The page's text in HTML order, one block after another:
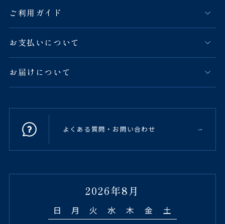
ご利用ガイド
お支払いについて
お届けについて
よくある質問・お問い合わせ
2026年8月
日 月 火 水 木 金 土